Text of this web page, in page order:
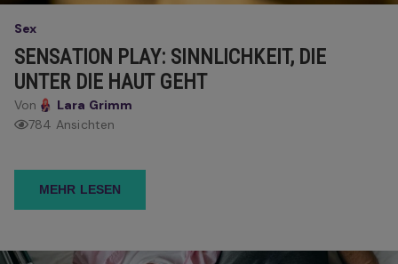
Sex
SENSATION PLAY: SINNLICHKEIT, DIE
UNTER DIE HAUT GEHT
Von
Lara Grimm
784 Ansichten
MEHR LESEN